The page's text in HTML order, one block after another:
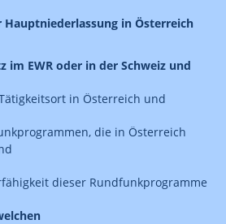
in Österreich
im EWR oder in der Schweiz und
in Österreich und
die in Österreich
dieser Rundfunkprogramme